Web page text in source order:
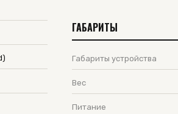
ГАБАРИТЫ
Габариты устройства
Вес
Питание